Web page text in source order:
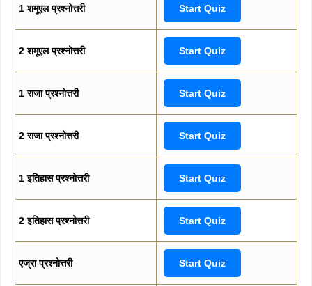
1 शमूएल प्रश्नोत्तरी Start Quiz
2 शमूएल प्रश्नोत्तरी Start Quiz
1 राजा प्रश्नोत्तरी Start Quiz
2 राजा प्रश्नोत्तरी Start Quiz
1 इतिहास प्रश्नोत्तरी Start Quiz
2 इतिहास प्रश्नोत्तरी Start Quiz
एज्रा प्रश्नोत्तरी Start Quiz